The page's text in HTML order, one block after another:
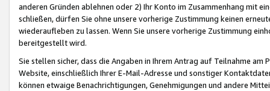
anderen Gründen ablehnen oder 2) Ihr Konto im Zusammenhang mit
schließen, dürfen Sie ohne unsere vorherige Zustimmung keinen
wiederaufleben zu lassen. Wenn Sie unsere vorherige Zustimmung
bereitgestellt wird.
Sie stellen sicher, dass die Angaben in Ihrem Antrag auf Teilnahme
Website, einschließlich Ihrer E-Mail-Adresse und sonstiger
können etwaige Benachrichtigungen, Genehmigungen und andere